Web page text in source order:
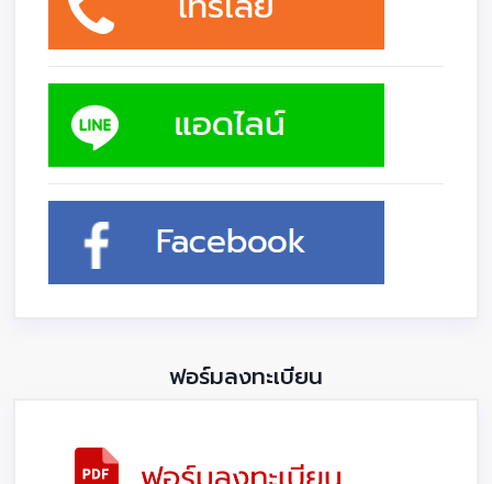
ฟอร์มลงทะเบียน